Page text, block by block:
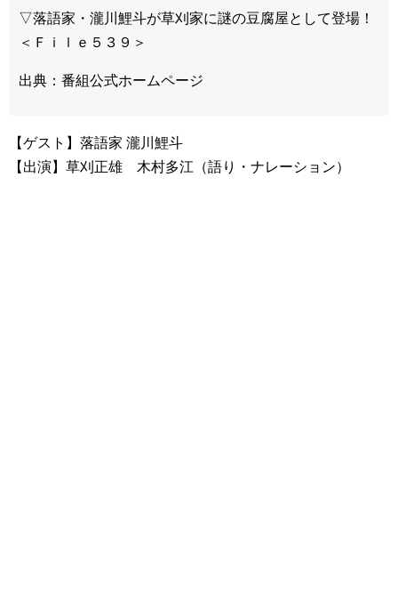
▽落語家・瀧川鯉斗が草刈家に謎の豆腐屋として登場！
＜Ｆｉｌｅ５３９＞
出典：番組公式ホームページ
【ゲスト】落語家 瀧川鯉斗
【出演】草刈正雄 木村多江（語り・ナレーション）